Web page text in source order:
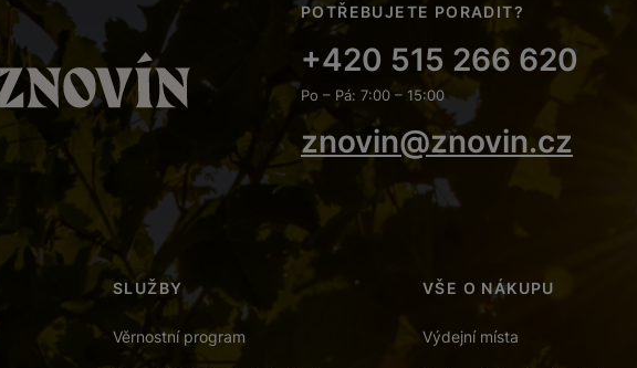
POTŘEBUJETE PORADIT?
+420 515 266 620
Po – Pá: 7:00 – 15:00
znovin@znovin.cz
SLUŽBY
Věrnostní program
VŠE O NÁKUPU
Výdejní místa